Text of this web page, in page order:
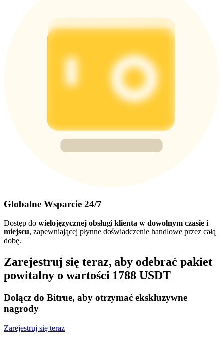
Globalne Wsparcie 24/7
Dostęp do wielojęzycznej obsługi klienta w dowolnym czasie i
miejscu, zapewniającej płynne doświadczenie handlowe przez całą
dobę.
Zarejestruj się teraz, aby odebrać pakiet
powitalny o wartości 1788 USDT
Dołącz do Bitrue, aby otrzymać ekskluzywne
nagrody
Zarejestruj się teraz